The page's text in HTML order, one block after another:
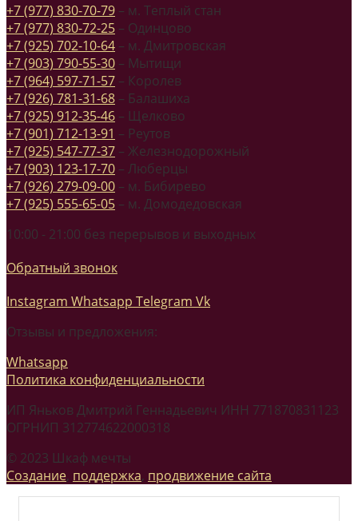
+7 (977) 830-70-79 – м. Теплый стан
+7 (977) 830-72-25 – Одинцово
+7 (925) 702-10-64 – м. Дмитровская
+7 (903) 790-55-30 – Мытищи
+7 (964) 597-71-57 – Королев
+7 (926) 781-31-68 – Балашиха
+7 (925) 912-35-46 – Щелково
+7 (901) 712-13-91 – Реутов
+7 (925) 547-77-37 – Железнодорожный
+7 (903) 123-17-70 – Люберцы
+7 (926) 279-09-00 – м. Бибирево
+7 (925) 555-65-05 – м. Домодедовская
10:00 - 21:00 без перерывов и выходных
Обратный звонок
Instagram Whatsapp Telegram Vk
Отзывы и предложения:
Whatsapp
Политика конфиденциальности
ИП Яньков Дмитрий Геннадьевич ИНН 771870831123
ОГРНИП 312774622000318
© 2023 Шкаф мечты
Создание, поддержка, продвижение сайта